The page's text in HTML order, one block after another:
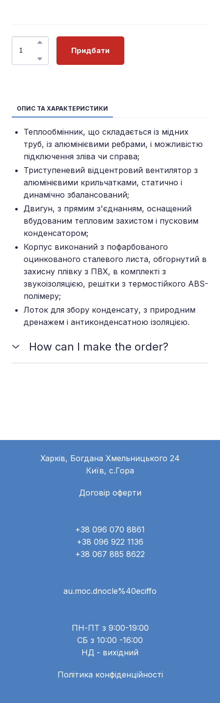
Придбати
ОПИС ТА ХАРАКТЕРИСТИКИ
Теплообмінник, що складається із мідних
труб, із алюмінієвими ребрами, і можливістю
підключення зліва чи справа;
Триступеневий відцентровий вентилятор з
алюмінієвими крильчатками, статично і
динамічно збалансований;
Двигун, з прямим з'єднанням, оснащений
вбудованим тепловим захистом і пусковим
конденсатором;
Корпус виконаний з пофарбованого
оцинкованого сталевого листа, обгорнутий в
захисну плівку з ПВХ, в комплекті з
звукоізоляцією, решітки з термостійкого ABS-
полімеру;
Лоток для збору конденсату, з природним
дренажем і антиконденсатною ізоляцією.
How can I make the order?
Харків, Богдана Хмельницького 24
Київ, с.Гора
Договір оферти
+38 096 070 8861
+38 096 922 1136
+38 067 885 8622
au.moc.dnocle%40eciffo
ПН-ПТ з 9:00-19:00
СБ з 10:00 -16:00
НД - вихідний
Політика конфіденційності